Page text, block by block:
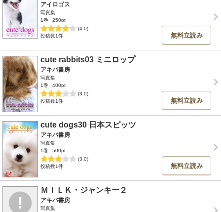
アイロゴス
写真集
1巻
250pt
(4.0)
投稿数1件
無料立読み
cute rabbits03 ミニロップ
アキバ書房
写真集
1巻
400pt
(3.0)
投稿数1件
無料立読み
cute dogs30 日本スピッツ
アキバ書房
写真集
1巻
500pt
(3.0)
投稿数1件
無料立読み
ＭＩＬＫ・ジャンキー２
アキバ書房
写真集